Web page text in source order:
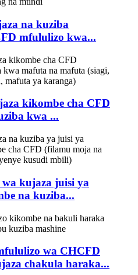
na kuziba
mfululizo kwa...
kikombe cha CFD
kwa ...
kujaza juisi ya
na kuziba...
wa CHCFD
chakula haraka...